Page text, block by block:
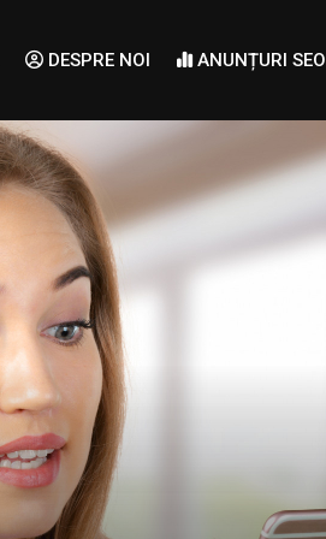
DESPRE NOI ANUNȚURI SEO